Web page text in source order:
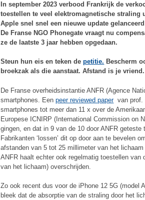
In september 2023 verbood Frankrijk de
toestellen te veel elektromagnetische straling
Apple snel snel een nieuwe update
De Franse NGO Phonegate vraagt nu
ze de laatste 3 jaar hebben opgedaan.
Steun hun eis en teken depetitie. Bescherm
broekzak als die aanstaat. Afstand is je vriend.
De Franse overheidsinstantie ANFR (Agence
smartphones. Eenpeer reviewed papervan prof.
smartphones tot meer dan 11 x over de
Europese ICNIRP (International Commission on
gingen, en dat in 9 van de 10 door ANFR
Fabrikanten ‘lossen’ dit op door aan te bevelen
afstanden van 5 tot 25 millimeter van het
ANFR haalt echter ook regelmatig toestellen van
van het lichaam) overschrijden.
Zo ook recent dus voor de iPhone 12 5G (model
bleek dat de absorptie van de straling door het